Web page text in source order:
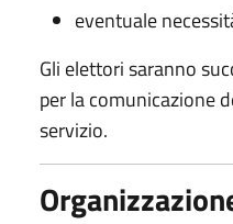
eventuale
Gli elettori saranno
per la comunicazione
servizio.